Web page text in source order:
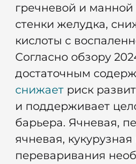
гречневой и
стенки желудка,
кислоты с
Согласно обзору
достаточным
снижает риск
и поддерживает
барьера. Ячневая,
ячневая,
переваривания